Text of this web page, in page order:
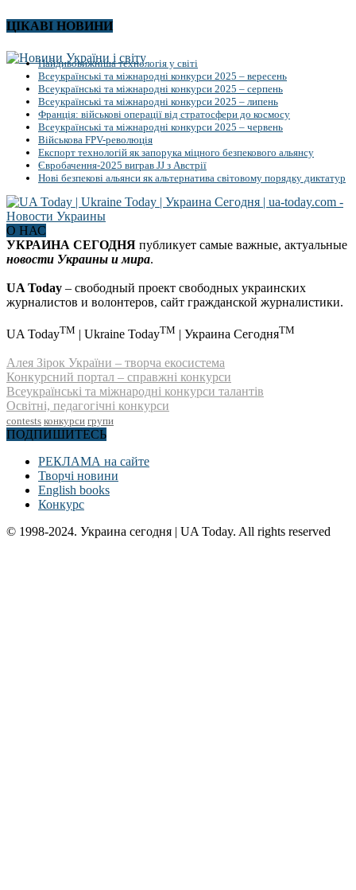
ЦІКАВІ НОВИНИ
Найдивовижніша технологія у світі
Всеукраїнські та міжнародні конкурси 2025 – вересень
Всеукраїнські та міжнародні конкурси 2025 – серпень
Всеукраїнські та міжнародні конкурси 2025 – липень
Франція: військові операції від стратосфери до космосу
Всеукраїнські та міжнародні конкурси 2025 – червень
Військова FPV-революція
Експорт технологій як запорука міцного безпекового альянсу
Євробачення-2025 виграв JJ з Австрії
Нові безпекові альянси як альтернатива світовому порядку диктатур
О НАС
УКРАИНА СЕГОДНЯ публикует самые важные, актуальные
новости Украины и мира.
UA Today – свободный проект свободных украинских
журналистов и волонтеров, сайт гражданской журналистики.
UA TodayTM | Ukraine TodayTM | Украина СегодняTM
Алея Зірок України – творча екосистема
Конкурсний портал – справжні конкурси
Всеукраїнські та міжнародні конкурси талантів
Освітні, педагогічні конкурси
contests конкурси групи
ПОДПИШИТЕСЬ
РЕКЛАМА на сайте
Творчі новини
English books
Конкурс
© 1998-2024. Украина сегодня | UA Today. All rights reserved